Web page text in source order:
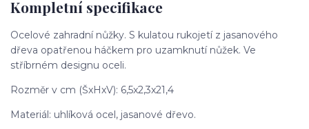
Kompletní specifikace
Ocelové zahradní nůžky. S kulatou rukojetí z jasanového
dřeva opatřenou háčkem pro uzamknutí nůžek. Ve
stříbrném designu oceli.
Rozměr v cm (ŠxHxV): 6,5x2,3x21,4
Materiál: uhlíková ocel, jasanové dřevo.